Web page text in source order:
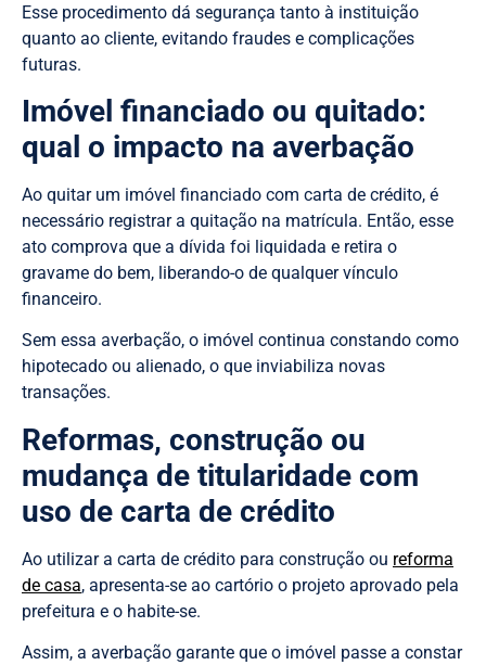
Esse procedimento dá segurança tanto à instituição
quanto ao cliente, evitando fraudes e complicações
futuras.
Imóvel financiado ou quitado:
qual o impacto na averbação
Ao quitar um imóvel financiado com carta de crédito, é
necessário registrar a quitação na matrícula. Então, esse
ato comprova que a dívida foi liquidada e retira o
gravame do bem, liberando-o de qualquer vínculo
financeiro.
Sem essa averbação, o imóvel continua constando como
hipotecado ou alienado, o que inviabiliza novas
transações.
Reformas, construção ou
mudança de titularidade com
uso de carta de crédito
Ao utilizar a carta de crédito para construção ou reforma
de casa, apresenta-se ao cartório o projeto aprovado pela
prefeitura e o habite-se.
Assim, a averbação garante que o imóvel passe a constar